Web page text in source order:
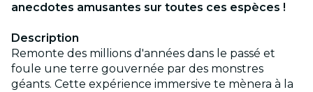
anecdotes amusantes sur toutes ces espèces !
Description
Remonte des millions d'années dans le passé et
foule une terre gouvernée par des monstres
géants. Cette expérience immersive te mènera à la